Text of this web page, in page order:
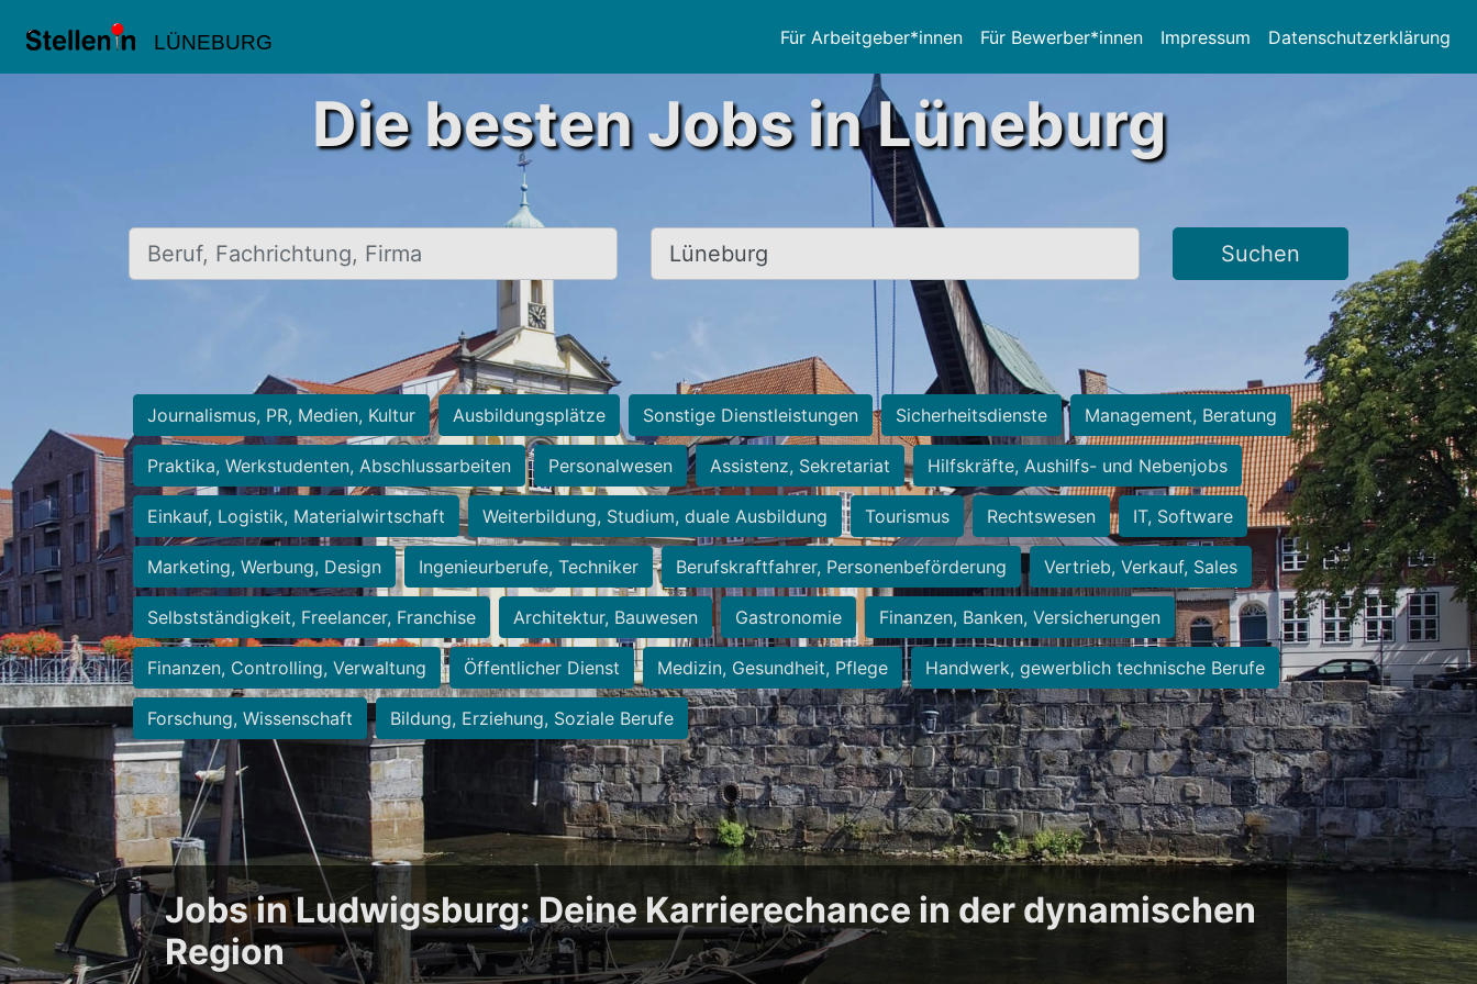
LÜNEBURG Für Arbeitgeber*innen Für Bewerber*innen Impressum Datenschutzerklärung
Die besten Jobs in Lüneburg
Beruf, Fachrichtung, Firma Ort, Stadt Suchen
Journalismus, PR, Medien, Kultur Ausbildungsplätze Sonstige Dienstleistungen Sicherheitsdienste Management, Beratung
Praktika, Werkstudenten, Abschlussarbeiten Personalwesen Assistenz, Sekretariat Hilfskräfte, Aushilfs- und Nebenjobs
Einkauf, Logistik, Materialwirtschaft Weiterbildung, Studium, duale Ausbildung Tourismus Rechtswesen IT, Software
Marketing, Werbung, Design Ingenieurberufe, Techniker Berufskraftfahrer, Personenbeförderung Vertrieb, Verkauf, Sales
Selbstständigkeit, Freelancer, Franchise Architektur, Bauwesen Gastronomie Finanzen, Banken, Versicherungen
Finanzen, Controlling, Verwaltung Öffentlicher Dienst Medizin, Gesundheit, Pflege Handwerk, gewerblich technische Berufe
Forschung, Wissenschaft Bildung, Erziehung, Soziale Berufe
Jobs in Ludwigsburg: Deine Karrierechance in der dynamischen
Region